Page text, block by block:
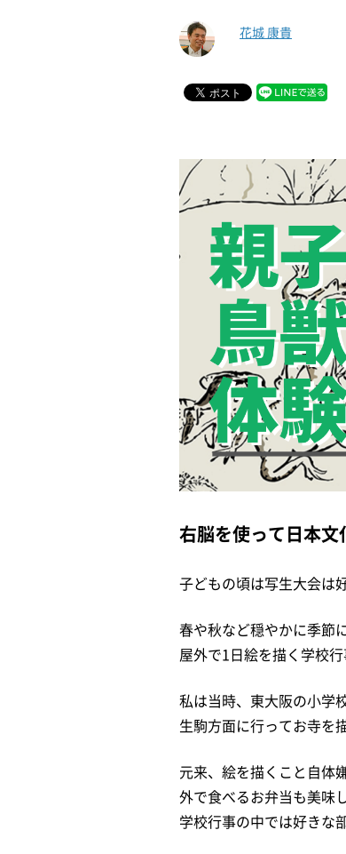
花城 康貴
右脳を使って日本文
子どもの頃は写生大会は
春や秋など穏やかに季節
屋外で1日絵を描く学校行
私は当時、東大阪の小学
生駒方面に行ってお寺を
元来、絵を描くこと自体
外で食べるお弁当も美味
学校行事の中では好きな